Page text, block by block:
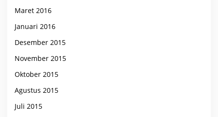
Maret 2016
Januari 2016
Desember 2015
November 2015
Oktober 2015
Agustus 2015
Juli 2015